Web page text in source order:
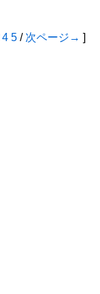
4 5 / 次ページ→ ]